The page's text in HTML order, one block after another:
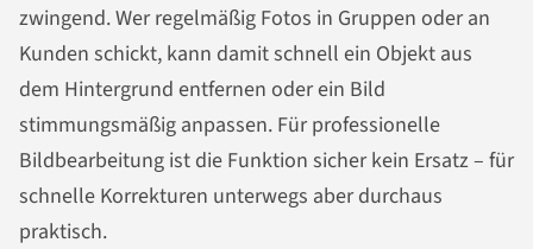
zwingend. Wer regelmäßig Fotos in Gruppen oder an
Kunden schickt, kann damit schnell ein Objekt aus
dem Hintergrund entfernen oder ein Bild
stimmungsmäßig anpassen. Für professionelle
Bildbearbeitung ist die Funktion sicher kein Ersatz – für
schnelle Korrekturen unterwegs aber durchaus
praktisch.